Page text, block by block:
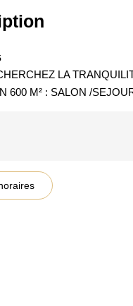
LA
600 M² : SALON /